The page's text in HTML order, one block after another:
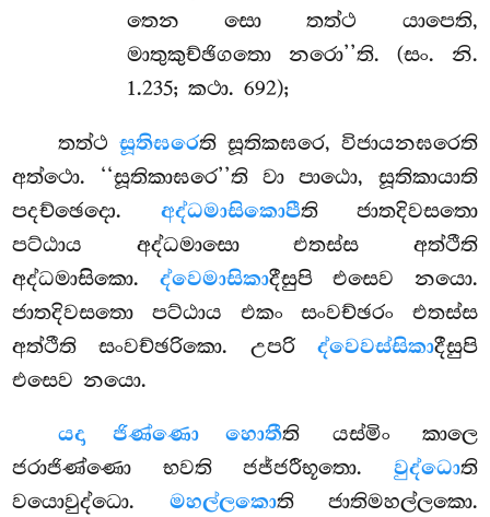
තෙන සො තත්ථ යාපෙති,
මාතුකුච්ඡිගතො නරො’’ති. (සං. නි.
1.235; කථා. 692);
තත්ථ සූතිඝරෙති සූතිකඝරෙ, විජායනඝරෙති
අත්ථො. ‘‘සූතිකාඝරෙ’’ති වා පාඨො, සූතිකායාති
පදච්ඡෙදො. අද්ධමාසිකොපීති ජාතදිවසතො
පට්ඨාය අද්ධමාසො එතස්ස අත්ථීති
අද්ධමාසිකො. ද්වෙමාසිකාදීසුපි එසෙව නයො.
ජාතදිවසතො පට්ඨාය එකං සංවච්ඡරං එතස්ස
අත්ථීති සංවච්ඡරිකො. උපරි ද්වෙවස්සිකාදීසුපි
එසෙව නයො.
යදා ජිණ්ණො හොතීති යස්මිං කාලෙ
ජරාජිණ්ණො භවති ජජ්ජරීභූතො. වුද්ධොති
වයොවුද්ධො. මහල්ලකොති ජාතිමහල්ලකො.